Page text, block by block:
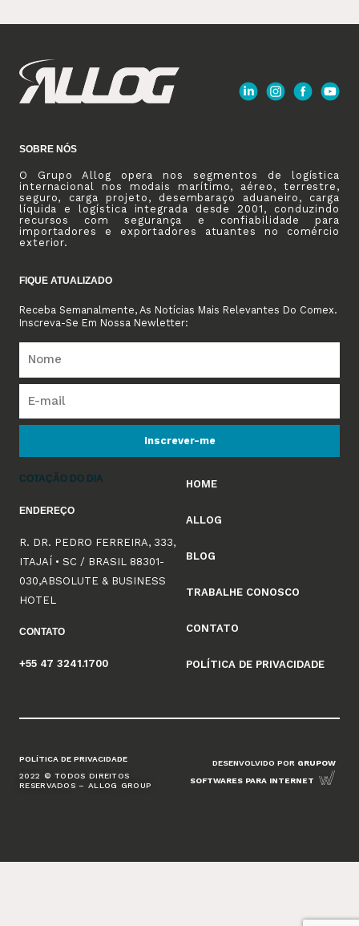
SOBRE NÓS
O Grupo Allog opera nos segmentos de logística
internacional nos modais marítimo, aéreo, terrestre,
seguro, carga projeto, desembaraço aduaneiro, carga
líquida e logística integrada desde 2001, conduzindo
recursos com segurança e confiabilidade para
importadores e exportadores atuantes no comércio
exterior.
FIQUE ATUALIZADO
Receba Semanalmente, As Notícias Mais Relevantes Do Comex.
Inscreva-Se Em Nossa Newletter:
Inscrever-me
COTAÇÃO DO DIA
ENDEREÇO
R. DR. PEDRO FERREIRA, 333,
ITAJAÍ • SC / BRASIL 88301-
030,ABSOLUTE & BUSINESS
HOTEL
CONTATO
+55 47 3241.1700
HOME
ALLOG
BLOG
TRABALHE CONOSCO
CONTATO
POLÍTICA DE PRIVACIDADE
POLÍTICA DE PRIVACIDADE
2022 © TODOS DIREITOS
RESERVADOS – ALLOG GROUP
DESENVOLVIDO POR GRUPOW
SOFTWARES PARA INTERNET